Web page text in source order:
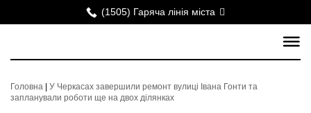
(1505) Гаряча лінія міста
Головна
У Черкасах завершили ремонт вулиці Івана Гонти та
запланували роботи ще на двох ділянках